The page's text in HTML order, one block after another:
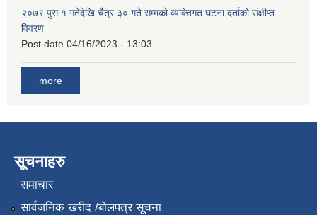
२०७९ पुस १ गतेदेखि चैत्र ३० गते सम्मको व्यक्तिगत घटना दर्ताको संक्षीप्त
विवरण
Post date 04/16/2023 - 13:03
more
सूचनाहरु
समाचार
सार्वजनिक खरीद /बोलपत्र सूचना